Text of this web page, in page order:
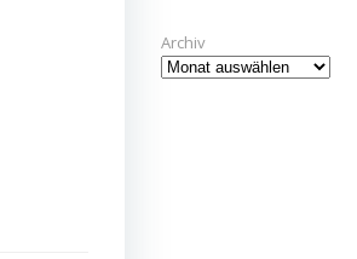
Archiv